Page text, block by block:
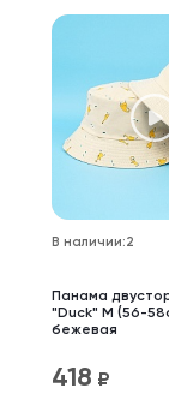
В наличии:2
Панама
"Duck" M (56-
бежевая
418 ₽